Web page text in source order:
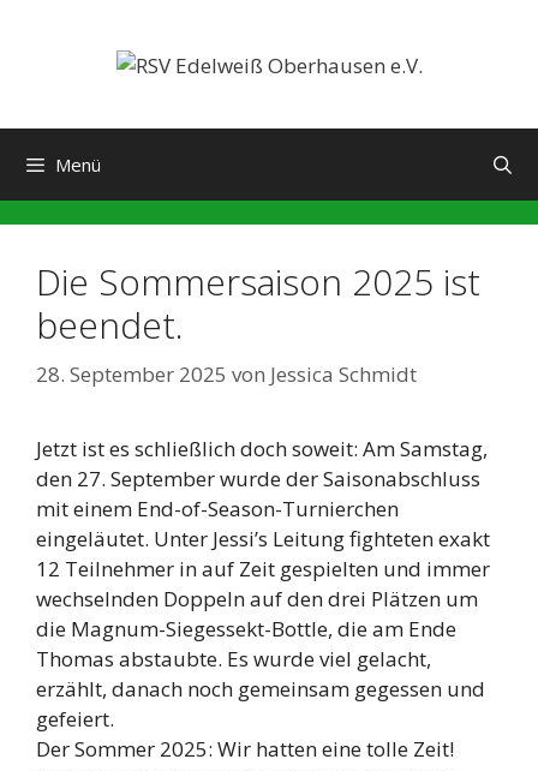
Menü
Die Sommersaison 2025 ist
beendet.
28. September 2025 von Jessica Schmidt
Jetzt ist es schließlich doch soweit: Am Samstag,
den 27. September wurde der Saisonabschluss
mit einem End-of-Season-Turnierchen
eingeläutet. Unter Jessi’s Leitung fighteten exakt
12 Teilnehmer in auf Zeit gespielten und immer
wechselnden Doppeln auf den drei Plätzen um
die Magnum-Siegessekt-Bottle, die am Ende
Thomas abstaubte. Es wurde viel gelacht,
erzählt, danach noch gemeinsam gegessen und
gefeiert.
Der Sommer 2025: Wir hatten eine tolle Zeit!